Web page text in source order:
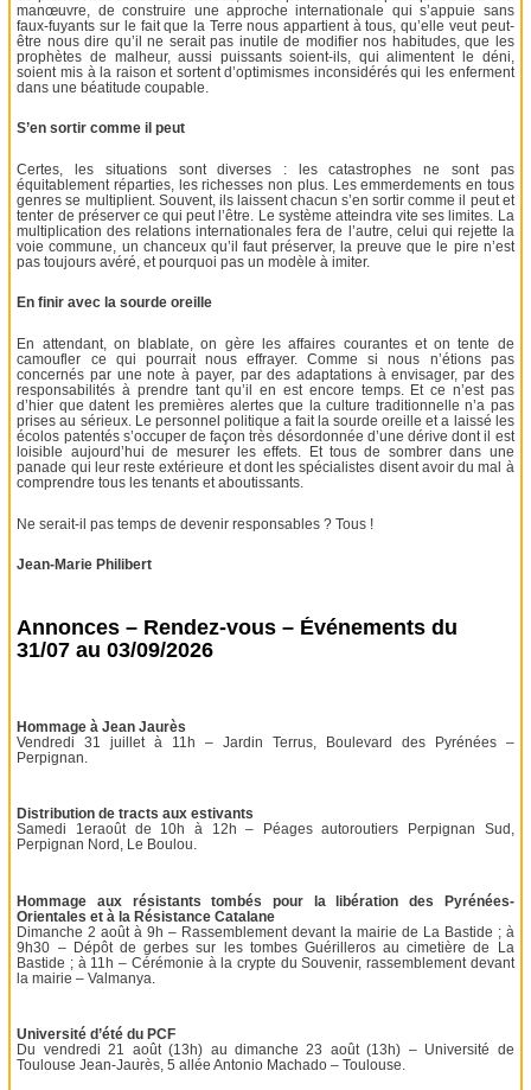
manœuvre, de construire une approche internationale qui s’appuie sans
faux-fuyants sur le fait que la Terre nous appartient à tous, qu’elle veut peut-
être nous dire qu’il ne serait pas inutile de modifier nos habitudes, que les
prophètes de malheur, aussi puissants soient-ils, qui alimentent le déni,
soient mis à la raison et sortent d’optimismes inconsidérés qui les enferment
dans une béatitude coupable.
S’en sortir comme il peut
Certes, les situations sont diverses : les catastrophes ne sont pas
équitablement réparties, les richesses non plus. Les emmerdements en tous
genres se multiplient. Souvent, ils laissent chacun s’en sortir comme il peut et
tenter de préserver ce qui peut l’être. Le système atteindra vite ses limites. La
multiplication des relations internationales fera de l’autre, celui qui rejette la
voie commune, un chanceux qu’il faut préserver, la preuve que le pire n’est
pas toujours avéré, et pourquoi pas un modèle à imiter.
En finir avec la sourde oreille
En attendant, on blablate, on gère les affaires courantes et on tente de
camoufler ce qui pourrait nous effrayer. Comme si nous n’étions pas
concernés par une note à payer, par des adaptations à envisager, par des
responsabilités à prendre tant qu’il en est encore temps. Et ce n’est pas
d’hier que datent les premières alertes que la culture traditionnelle n’a pas
prises au sérieux. Le personnel politique a fait la sourde oreille et a laissé les
écolos patentés s’occuper de façon très désordonnée d’une dérive dont il est
loisible aujourd’hui de mesurer les effets. Et tous de sombrer dans une
panade qui leur reste extérieure et dont les spécialistes disent avoir du mal à
comprendre tous les tenants et aboutissants.
Ne serait-il pas temps de devenir responsables ? Tous !
Jean-Marie Philibert
Annonces – Rendez-vous – Événements du
31/07 au 03/09/2026
Hommage à Jean Jaurès
Vendredi 31 juillet à 11h – Jardin Terrus, Boulevard des Pyrénées –
Perpignan.
Distribution de tracts aux estivants
Samedi 1eraoût de 10h à 12h – Péages autoroutiers Perpignan Sud,
Perpignan Nord, Le Boulou.
Hommage aux résistants tombés pour la libération des Pyrénées-
Orientales et à la Résistance Catalane
Dimanche 2 août à 9h – Rassemblement devant la mairie de La Bastide ; à
9h30 – Dépôt de gerbes sur les tombes Guérilleros au cimetière de La
Bastide ; à 11h – Cérémonie à la crypte du Souvenir, rassemblement devant
la mairie – Valmanya.
Université d’été du PCF
Du vendredi 21 août (13h) au dimanche 23 août (13h) – Université de
Toulouse Jean-Jaurès, 5 allée Antonio Machado – Toulouse.